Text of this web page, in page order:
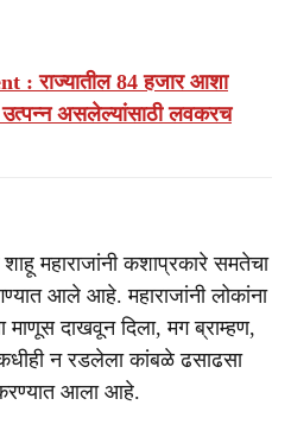
: राज्यातील 84 हजार आशा
उत्पन्न असलेल्यांसाठी लवकरच
महाराजांनी कशाप्रकारे समतेचा
आले आहे. महाराजांनी लोकांना
दाखवून दिला, मग ब्राम्हण,
कधीही न रडलेला कांबळे ढसाढसा
आला आहे.